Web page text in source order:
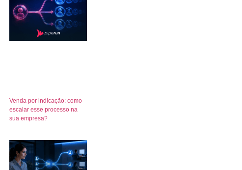
Venda por indicação: como
escalar esse processo na
sua empresa?